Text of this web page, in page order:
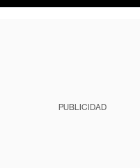
PUBLICIDAD